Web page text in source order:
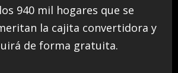
940 mil hogares que se
la cajita convertidora y
de forma gratuita.